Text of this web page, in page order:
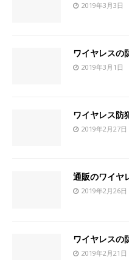
2019年3月3日
ワイヤレスの
2019年3月1日
ワイヤレス防
2019年2月27日
通販のワイヤ
2019年2月26日
ワイヤレスの
2019年2月21日